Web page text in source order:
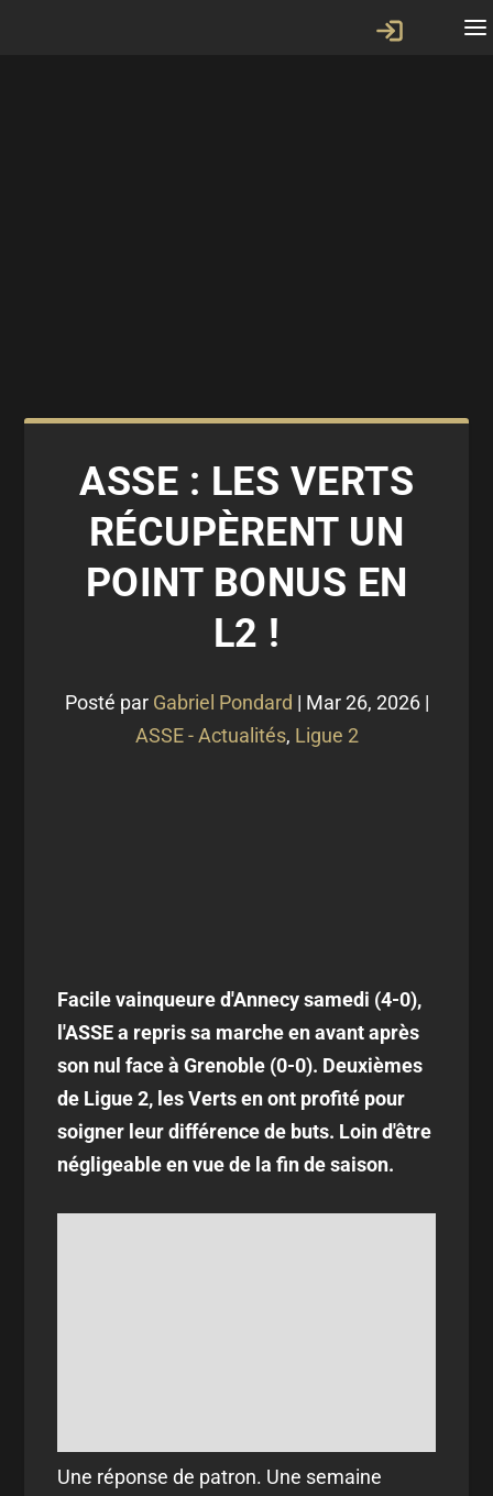
ASSE : LES VERTS
RÉCUPÈRENT UN
POINT BONUS EN
L2 !
Posté par Gabriel Pondard | Mar 26, 2026|
ASSE - Actualités, Ligue 2
Facile vainqueure d'Annecy samedi (4-0),
l'ASSE a repris sa marche en avant après
son nul face à Grenoble (0-0). Deuxièmes
de Ligue 2, les Verts en ont profité pour
soigner leur différence de buts. Loin d'être
négligeable en vue de la fin de saison.
Une réponse de patron. Une semaine